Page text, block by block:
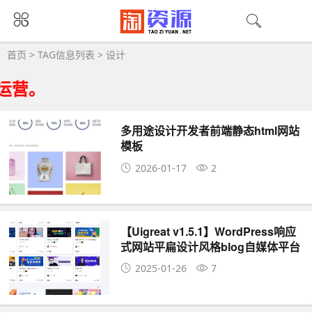
设计大全 - 设计相关资源下载
首页 > TAG信息列表 > 设计
。
多用途设计开发者前端静态html网站
模板
2026-01-17 2
【Uigreat v1.5.1】WordPress响应
式网站平扁设计风格blog自媒体平台
主题风格
2025-01-26 7